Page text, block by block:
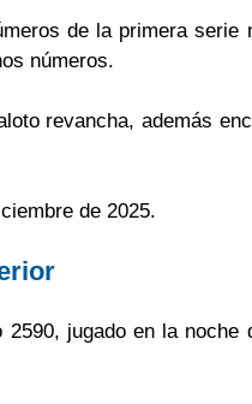
de la primera serie
números.
revancha, además
de 2025.
jugado en la noche